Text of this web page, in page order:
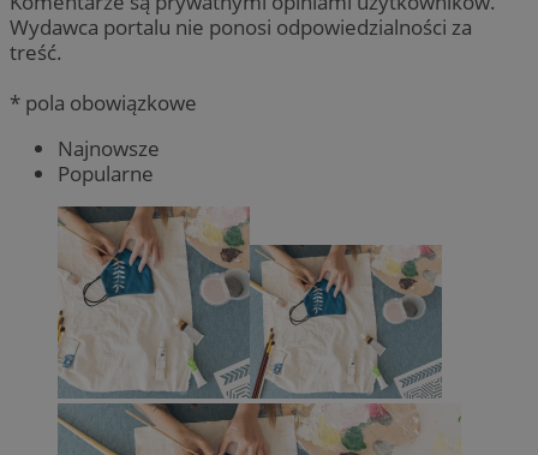
Wydawca portalu nie ponosi odpowiedzialności za
treść.
* pola obowiązkowe
Najnowsze
Popularne